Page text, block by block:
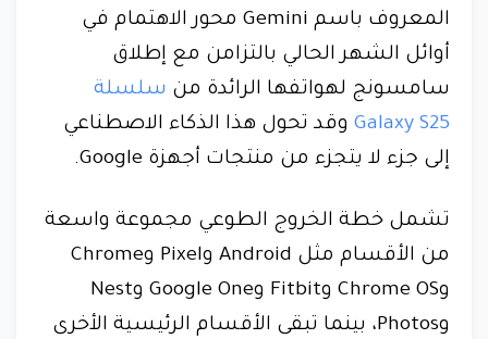
المعروف باسم Gemini محور الاهتمام في
أوائل الشهر الحالي بالتزامن مع إطلاق
سامسونج لهواتفها الرائدة من سلسلة
Galaxy S25 وقد تحول هذا الذكاء الاصطناعي
إلى جزء لا يتجزء من منتجات أجهزة Google.
تشمل خطة الخروج الطوعي مجموعة واسعة
من الأقسام مثل Android وPixel وChrome
وChrome OS وFitbit وGoogle One وNest
وPhotos، بينما تبقى الأقسام الرئيسية الأخرى